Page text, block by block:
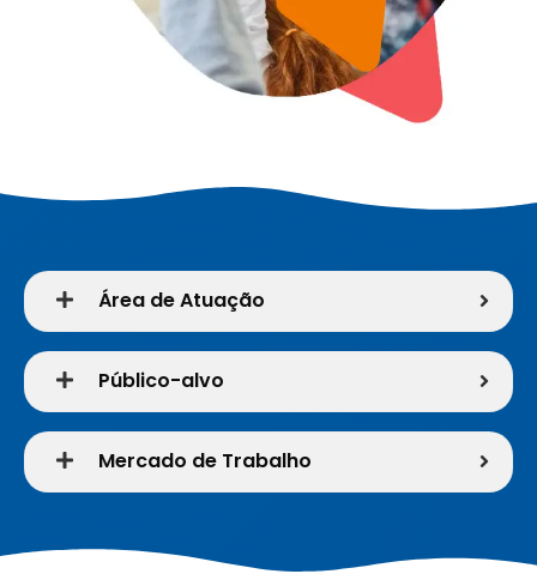
Área de Atuação
Público-alvo
Mercado de Trabalho